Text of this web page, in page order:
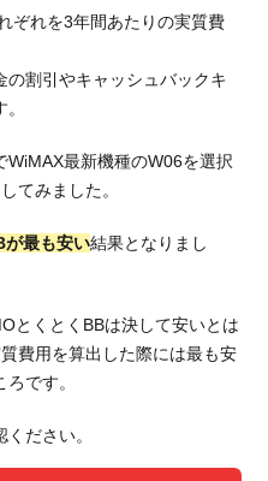
ぞれを3年間あたりの実質費
の割引やキャッシュバックキ
最新機種のW06を選択
てみました。
が最も安い結果となりまし
とくとくBBは決して安いとは
費用を算出した際には最も安
です。
ださい。